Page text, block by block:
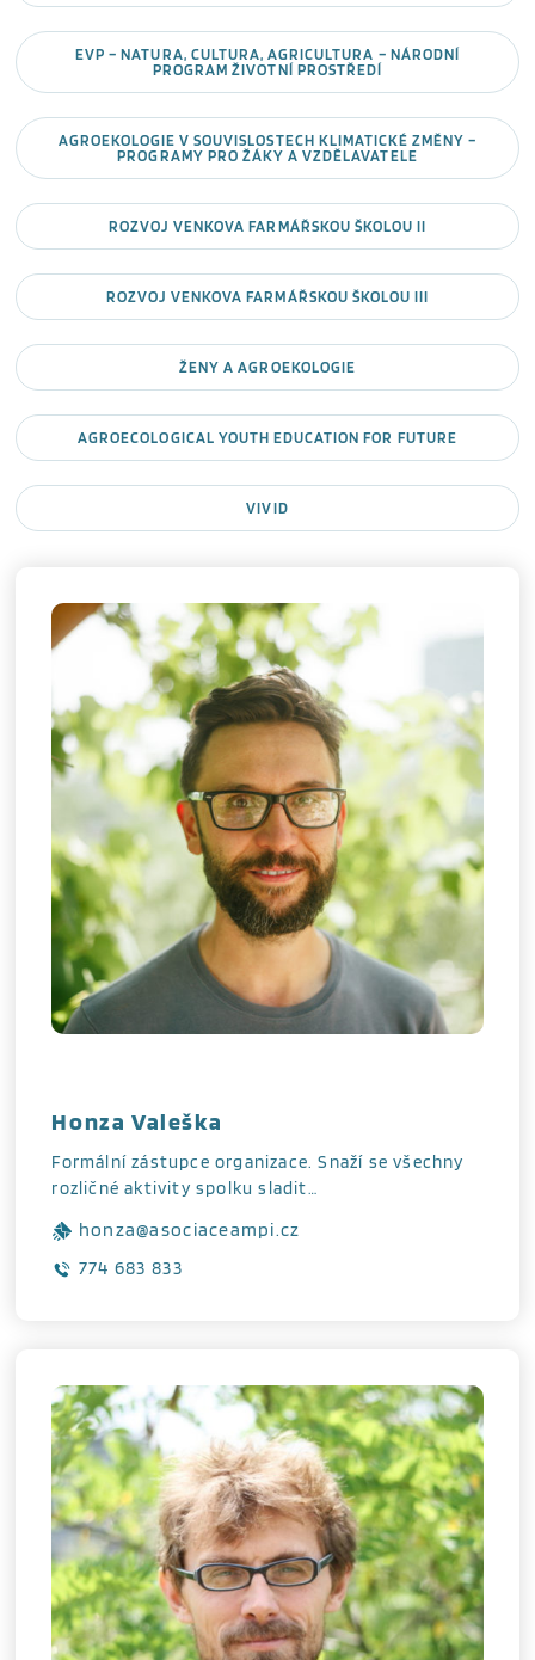
EVP – NATURA, CULTURA, AGRICULTURA – NÁRODNÍ
PROGRAM ŽIVOTNÍ PROSTŘEDÍ
AGROEKOLOGIE V SOUVISLOSTECH KLIMATICKÉ ZMĚNY –
PROGRAMY PRO ŽÁKY A VZDĚLAVATELE
ROZVOJ VENKOVA FARMÁŘSKOU ŠKOLOU II
ROZVOJ VENKOVA FARMÁŘSKOU ŠKOLOU III
ŽENY A AGROEKOLOGIE
AGROECOLOGICAL YOUTH EDUCATION FOR FUTURE
VIVID
Honza Valeška
Formální zástupce organizace. Snaží se všechny
rozličné aktivity spolku sladit…
honza@asociaceampi.cz
774 683 833